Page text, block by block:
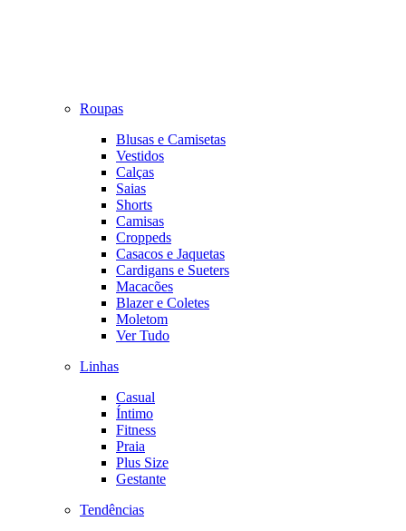
Roupas
Blusas e Camisetas
Vestidos
Calças
Saias
Shorts
Camisas
Croppeds
Casacos e Jaquetas
Cardigans e Sueters
Macacões
Blazer e Coletes
Moletom
Ver Tudo
Linhas
Casual
Íntimo
Fitness
Praia
Plus Size
Gestante
Tendências